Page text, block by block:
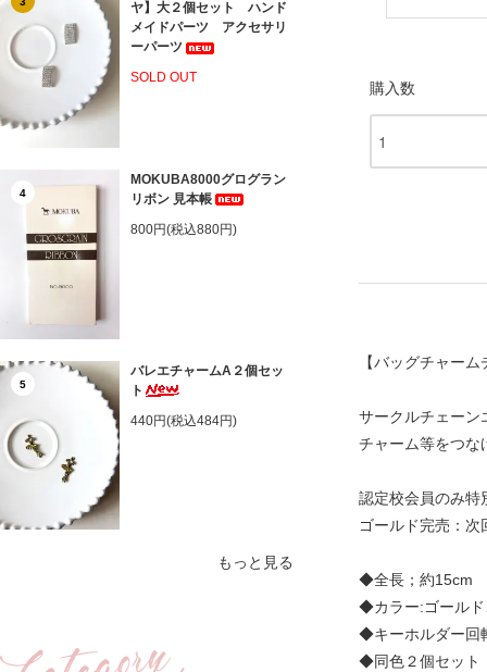
ヤ】大２個セット ハンド
メイドパーツ アクセサリ
ーパーツ
SOLD OUT
4
MOKUBA8000グログラン
リボン 見本帳
800円(税込880円)
5
バレエチャームA２個セッ
ト
440円(税込484円)
もっと見る
購入数
【バッグチャー
サークルチェーン
チャーム等をつな
認定校会員のみ特
ゴールド完売：次
◆全長；約15cm
◆カラー:ゴールド
◆キーホルダー回
◆同色２個セット